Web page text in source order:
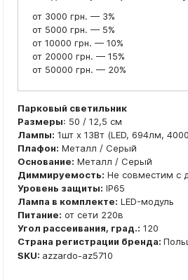
от 3000 грн. — 3%
от 5000 грн. — 5%
от 10000 грн. — 10%
от 20000 грн. — 15%
от 50000 грн. — 20%
Парковый светильник
Размеры: 50 / 12,5 см
Лампы: 1шт x 13Вт (LED, 694лм,
Плафон: Металл / Серый
Основание: Металл / Серый
Диммируемость: Не совместим с
Уровень защиты: IP65
Лампа в комплекте: LED-модуль
Питание: от сети 220в
Угол рассеивания, град.: 120
Страна регистрации бренда:
SKU: azzardo-az5710